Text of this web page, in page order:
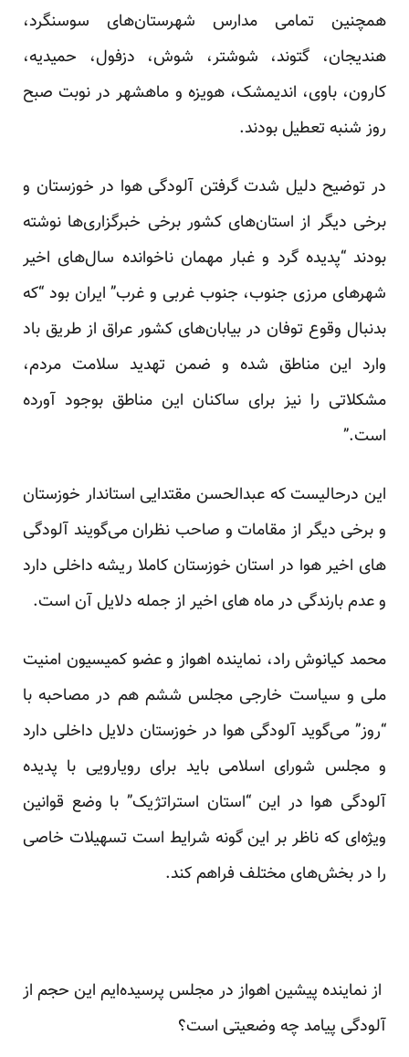
همچنین تمامی مدارس شهرستان‌های سوسنگرد،
هندیجان، گتوند، شوشتر، شوش، دزفول، حمیدیه،
کارون، باوی، اندیمشک، هویزه و ماهشهر در نوبت صبح
روز شنبه تعطیل بودند.
در توضیح دلیل شدت گرفتن آلودگی هوا در خوزستان و
برخی دیگر از استان‌های کشور برخی خبرگزاری‌ها نوشته
بودند “پدیده گرد و غبار مهمان ناخوانده سال‌های اخیر
شهرهای مرزی جنوب، جنوب غربی و غرب” ایران بود “که
بدنبال وقوع توفان در بیابان‌های کشور عراق از طریق باد
وارد این مناطق شده و ضمن تهدید سلامت مردم،
مشکلاتی را نیز برای ساکنان این مناطق بوجود آورده
است.”
این درحالیست که عبدالحسن مقتدایی استاندار خوزستان
و برخی دیگر از مقامات و صاحب نظرانمیگویند آلودگی
های اخیر هوا در استان خوزستان کاملا ریشه داخلی دارد
و عدم بارندگی در ماه های اخیر از جمله دلایل آن است.
محمد کیانوش راد، نماینده اهواز و عضو کمیسیون امنیت
ملی و سیاست خارجی مجلس ششم هم در مصاحبه با
“روز” می‌گوید آلودگی هوا در خوزستان دلایل داخلی دارد
و مجلس شورای اسلامی باید برای رویارویی با پدیده
آلودگی هوا در این “استان استراتژیک” با وضع قوانین
ویژه‌ای که ناظر بر این گونه شرایط است تسهیلات خاصی
را در بخش‌های مختلف فراهم کند.
از نماینده پیشین اهواز در مجلس پرسیده‌ایم این حجم از
آلودگی پیامد چه وضعیتی است؟